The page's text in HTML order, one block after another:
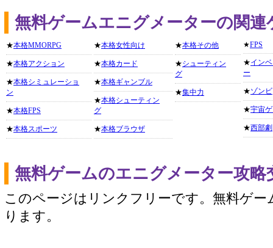
無料ゲームエニグメーターの関
★本格MMORPG
★本格アクション
★本格シミュレーショ
ン
★本格FPS
★本格スポーツ
★本格女性向け
★本格カード
★本格ギャンブル
★本格シューティン
グ
★本格ブラウザ
★本格その他
★シューティン
グ
★集中力
★FPS
★イン
ー
★ゾンビ
★宇宙
★西部劇
無料ゲームのエニグメーター攻
このページはリンクフリーです。無料ゲー
ります。